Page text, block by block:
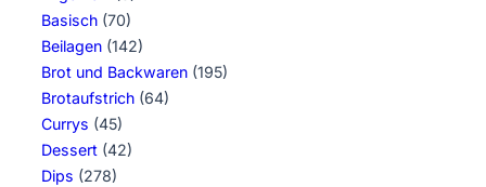
Basisch (70)
Beilagen (142)
Brot und Backwaren (195)
Brotaufstrich (64)
Currys (45)
Dessert (42)
Dips (278)